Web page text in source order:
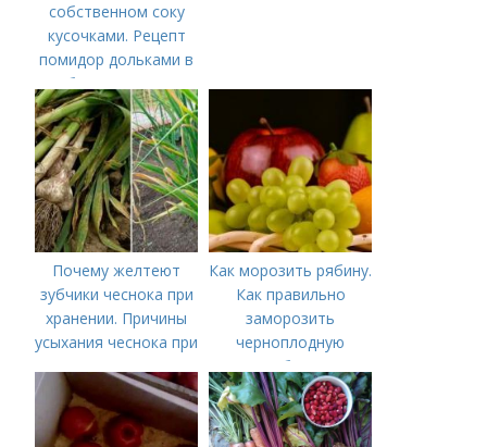
собственном соку
кусочками. Рецепт
помидор дольками в
собственном соку
Почему желтеют
зубчики чеснока при
хранении. Причины
усыхания чеснока при
Как морозить рябину.
Как правильно
заморозить
черноплодную
рябину